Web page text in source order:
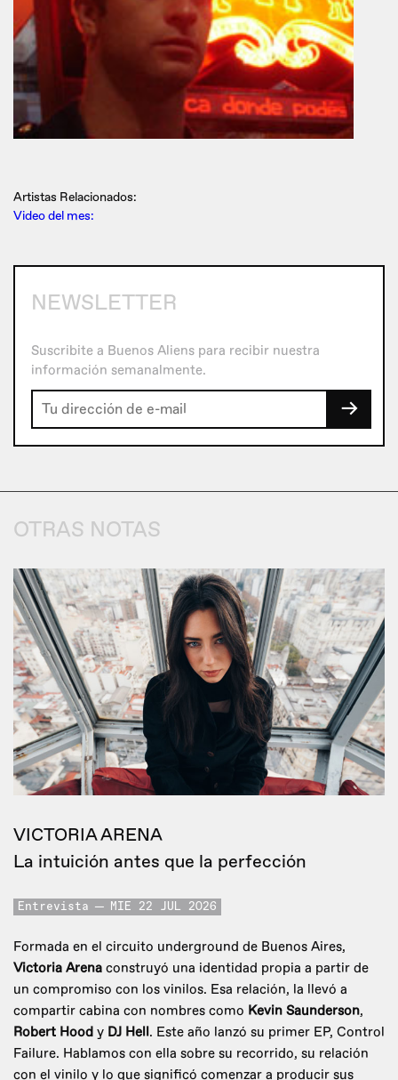
Artistas Relacionados:
Video del mes:
NEWSLETTER
Suscribite a Buenos Aliens para recibir nuestra
información semanalmente.
→
OTRAS NOTAS
VICTORIA ARENA
La intuición antes que la perfección
Entrevista MIE 22 JUL 2026
Formada en el circuito underground de Buenos Aires,
Victoria Arena construyó una identidad propia a partir de
un compromiso con los vinilos. Esa relación, la llevó a
compartir cabina con nombres como Kevin Saunderson,
Robert Hood y DJ Hell. Este año lanzó su primer EP, Control
Failure. Hablamos con ella sobre su recorrido, su relación
con el vinilo y lo que significó comenzar a producir sus